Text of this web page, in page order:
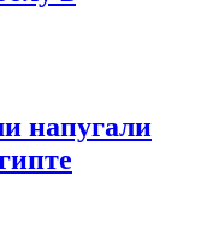
напугали